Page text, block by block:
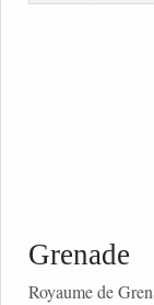
Grenade
Royaume de